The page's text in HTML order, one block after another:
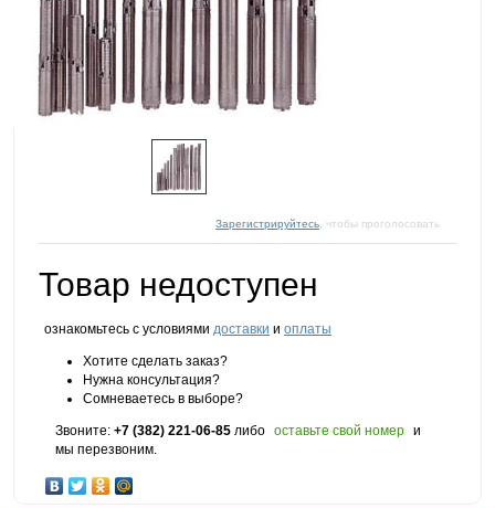
Зарегистрируйтесь , чтобы проголосовать
Товар недоступен
ознакомьтесь с условиями доставки и оплаты
Хотите сделать заказ?
Нужна консультация?
Сомневаетесь в выборе?
Звоните: +7 (382) 221-06-85 либо оставьте свой номер и
мы перезвоним.